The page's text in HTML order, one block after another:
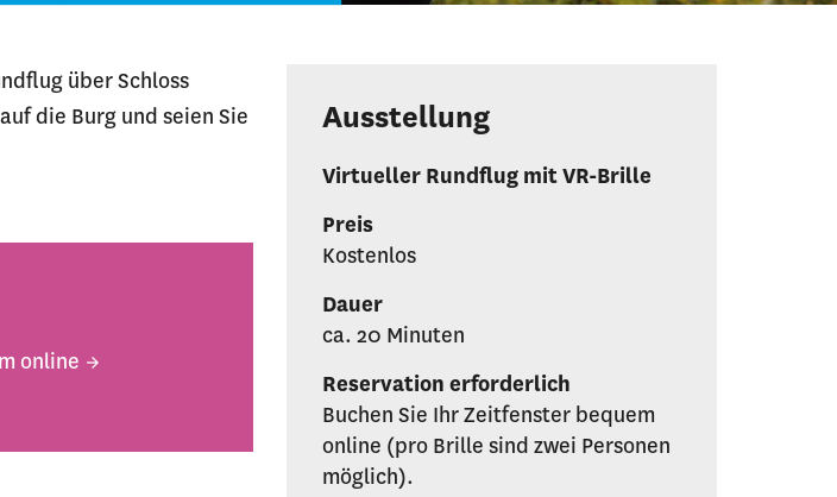
über Schloss
die Burg und seien Sie
online
Ausstellung
Virtueller Rundflug mit VR-Brille
Preis
Kostenlos
Dauer
ca. 20 Minuten
Reservation erforderlich
Buchen Sie Ihr Zeitfenster bequem
online (pro Brille sind zwei Personen
möglich).